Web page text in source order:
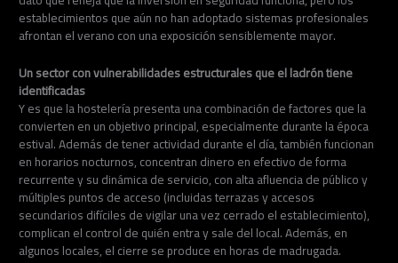
establecimientos que aún no han adoptado sistemas profesionales
afrontan el verano con una exposición sensiblemente mayor.
Un sector con vulnerabilidades estructurales que el ladrón tiene
identificadas
Y es que la hostelería presenta una combinación de factores que la
convierten en un objetivo principal, especialmente durante la época
estival. Además de tener actividad durante el día, también funcionan
en horarios nocturnos, concentran dinero en efectivo de forma
recurrente y su dinámica de servicio, con alta afluencia de público y
múltiples puntos de acceso (incluidas terrazas y accesos
secundarios difíciles de vigilar una vez cerrado el establecimiento),
complican el control de quién entra y sale del local. Además, en
algunos locales, el cierre se produce en horas de madrugada.